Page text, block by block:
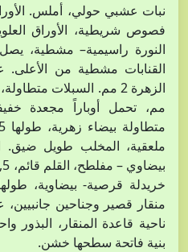
نبات عشبي حولي، أملس.
فصوص شريطية، الأوراق
مم، تحمل أوباراً مجعدة
منقار قصير وجناحين
ناحية قاعدة المنقار،
بنية فاتحة سطحها خشن.